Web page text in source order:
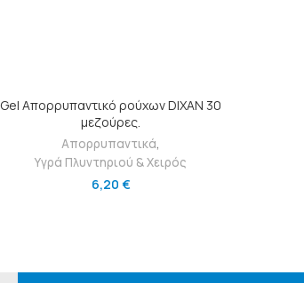
ΠΡΟΣΘΉΚΗ ΣΤΟ ΚΑΛΆΘΙ
Gel Απορρυπαντικό ρούχων DIXAN 30
μεζούρες.
Απορρυπαντικά,
Υγρά Πλυντηριού & Χειρός
6,20 €